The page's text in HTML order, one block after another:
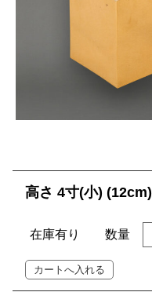
高さ 4寸(小) (12cm)
在庫有り 数量